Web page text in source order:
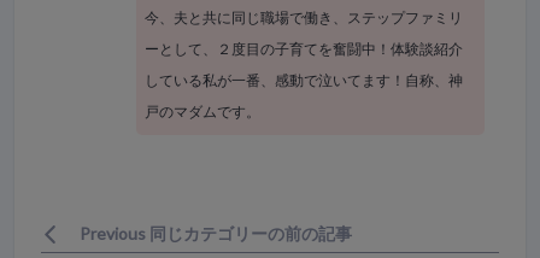
今、夫と共に同じ職場で働き、ステップファミリ
ーとして、２度目の子育てを奮闘中！体験談紹介
している私が一番、感動で泣いてます！自称、神
戸のマダムです。
Previous 同じカテゴリーの前の記事